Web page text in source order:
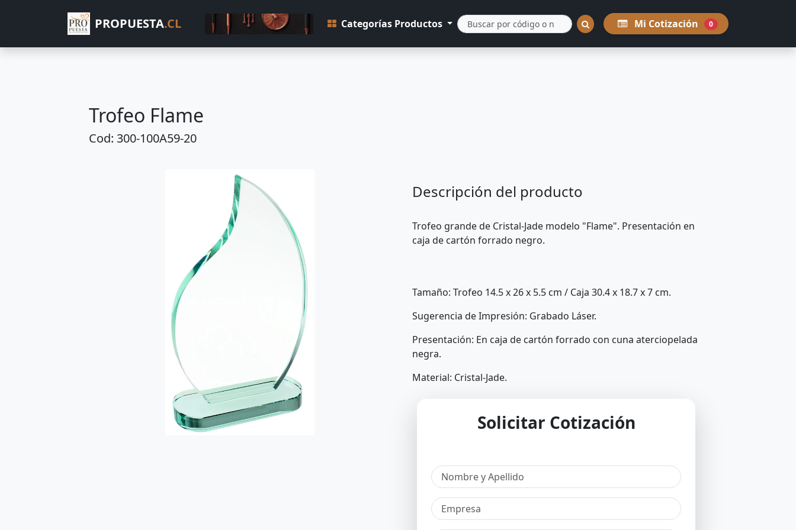
PROPUESTA.CL Categorías Productos Mi Cotización 0
Trofeo Flame
Cod: 300-100A59-20
Descripción del producto
Trofeo grande de Cristal-Jade modelo "Flame". Presentación en
caja de cartón forrado negro.
Tamaño: Trofeo 14.5 x 26 x 5.5 cm / Caja 30.4 x 18.7 x 7 cm.
Sugerencia de Impresión: Grabado Láser.
Presentación: En caja de cartón forrado con cuna aterciopelada
negra.
Material: Cristal-Jade.
Solicitar Cotización